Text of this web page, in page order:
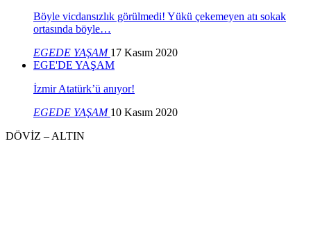
Böyle vicdansızlık görülmedi! Yükü çekemeyen atı sokak
ortasında böyle…
EGEDE YAŞAM 17 Kasım 2020
EGE'DE YAŞAM
İzmir Atatürk’ü anıyor!
EGEDE YAŞAM 10 Kasım 2020
DÖVİZ – ALTIN